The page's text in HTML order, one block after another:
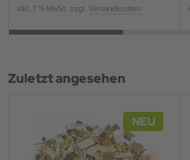
inkl. 7 % MwSt. zzgl. Versandkosten
Zuletzt angesehen
NEU